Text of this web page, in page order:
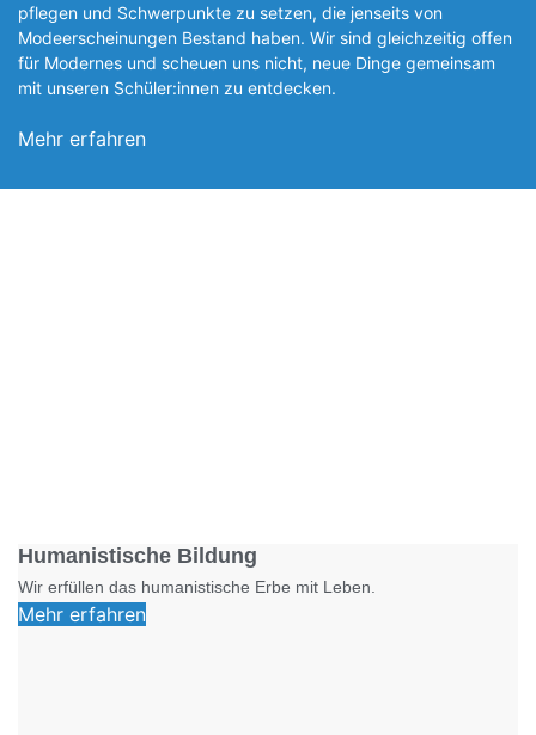
pflegen und Schwerpunkte zu setzen, die jen­seits von
Modeerscheinungen Be­stand haben. Wir sind gleichzeitig offen
für Modernes und scheuen uns nicht, neue Dinge gemeinsam
mit unseren Schüler:innen zu entde­cken.
Mehr erfahren
Humanistische Bildung
Wir erfüllen das humanistische Erbe mit Leben.
Mehr erfahren